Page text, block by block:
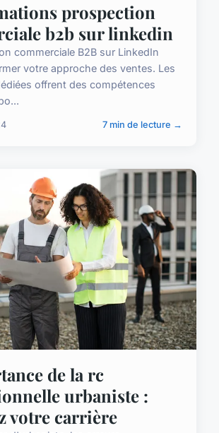
prospection
b2b sur linkedin
commerciale B2B sur LinkedIn
votre approche des ventes. Les
offrent des compétences
7 min de lecture →
de la rc
urbaniste :
votre carrière